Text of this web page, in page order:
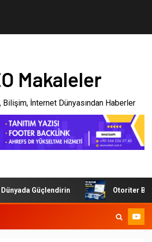
Makaleler
Bilişim, İnternet Dünyasından Haberler
Güçlendirin Otoriter